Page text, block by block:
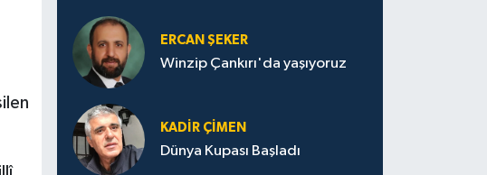
ERCAN ŞEKER
Winzip Çankırı'da yaşıyoruz
KADIR ÇIMEN
Dünya Kupası Başladı